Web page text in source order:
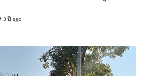
3 ปี ago